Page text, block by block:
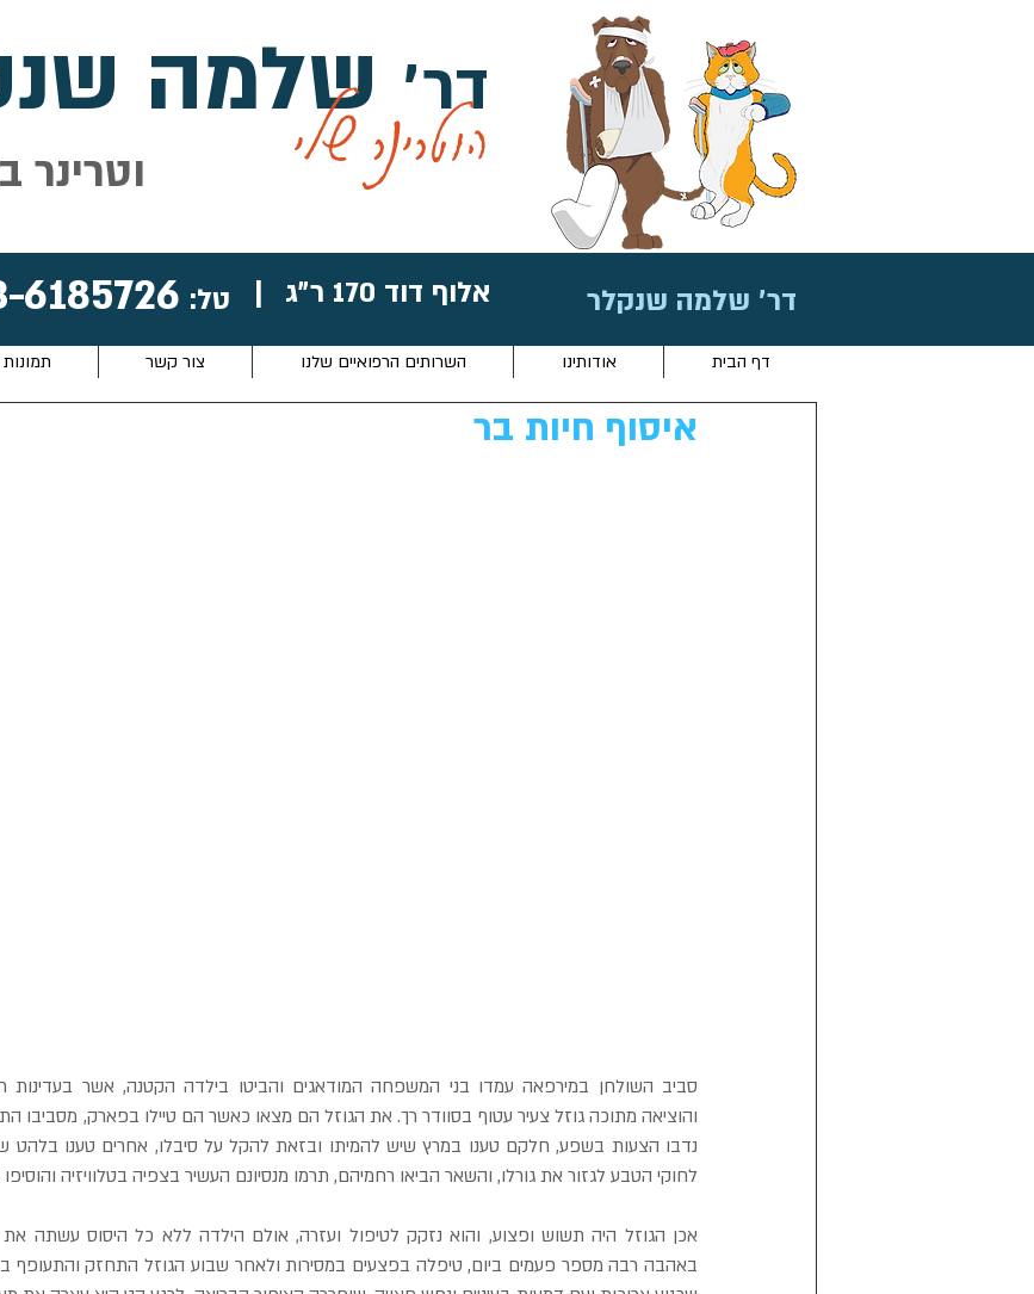
טל: 6185726 | אלוף דוד 170 ר״ג דר׳ שלמה שנקלר
וטרינר
דר׳ שלמההוטרינר שלי
דף הבית אודותינו השרותים הרפואיים שלנו צור קשר
איסוף חיות בר
לחוקי הטבע לגזור את גורלו, והשאר הביאו רחמיהם, תרמו מנסיונם העשיר בצפיה בטלוויזיה